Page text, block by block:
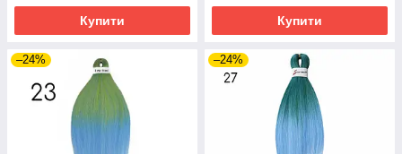
Купити Купити
–24% –24%